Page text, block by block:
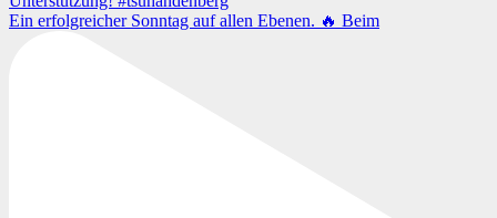
Ein erfolgreicher Sonntag auf allen Ebenen. 🔥 Beim